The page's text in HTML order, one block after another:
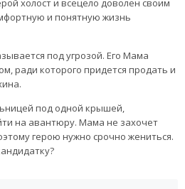
холост и всецело доволен своим
и понятную жизнь
под угрозой. Его Мама
ради которого придется продать и
под одной крышей,
на авантюру. Мама не захочет
герою нужно срочно жениться.